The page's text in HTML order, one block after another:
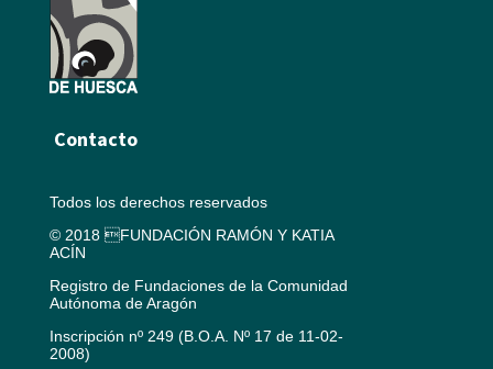
Contacto
Todos los derechos reservados
© 2018 FUNDACIÓN RAMÓN Y KATIA
ACÍN
Registro de Fundaciones de la Comunidad
Autónoma de Aragón
Inscripción nº 249 (B.O.A. Nº 17 de 11-02-
2008)